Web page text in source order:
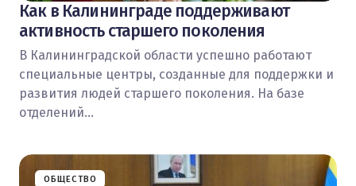
Как в Калининграде поддерживают
активность старшего поколения
В Калининградской области успешно работают
специальные центры, созданные для поддержки и
развития людей старшего поколения. На базе
отделений…
ОБЩЕСТВО